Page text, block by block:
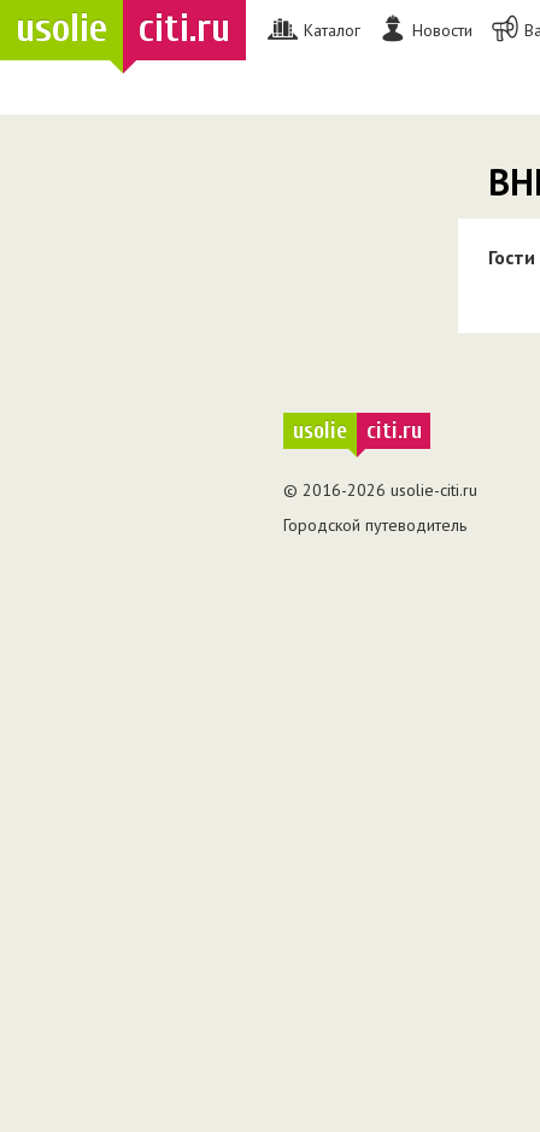
usolie citi.ru Каталог Новости
Гости
usolie citi.ru
© 2016-2026 usolie-citi.ru
Городской путеводитель